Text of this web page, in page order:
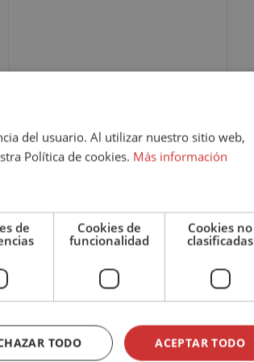
del usuario. Al utilizar nuestro sitio web,
Política de cookies. Más información
de
Cookies de
funcionalidad
Cookies no
clasificadas
ACEPTAR TODO
TODO